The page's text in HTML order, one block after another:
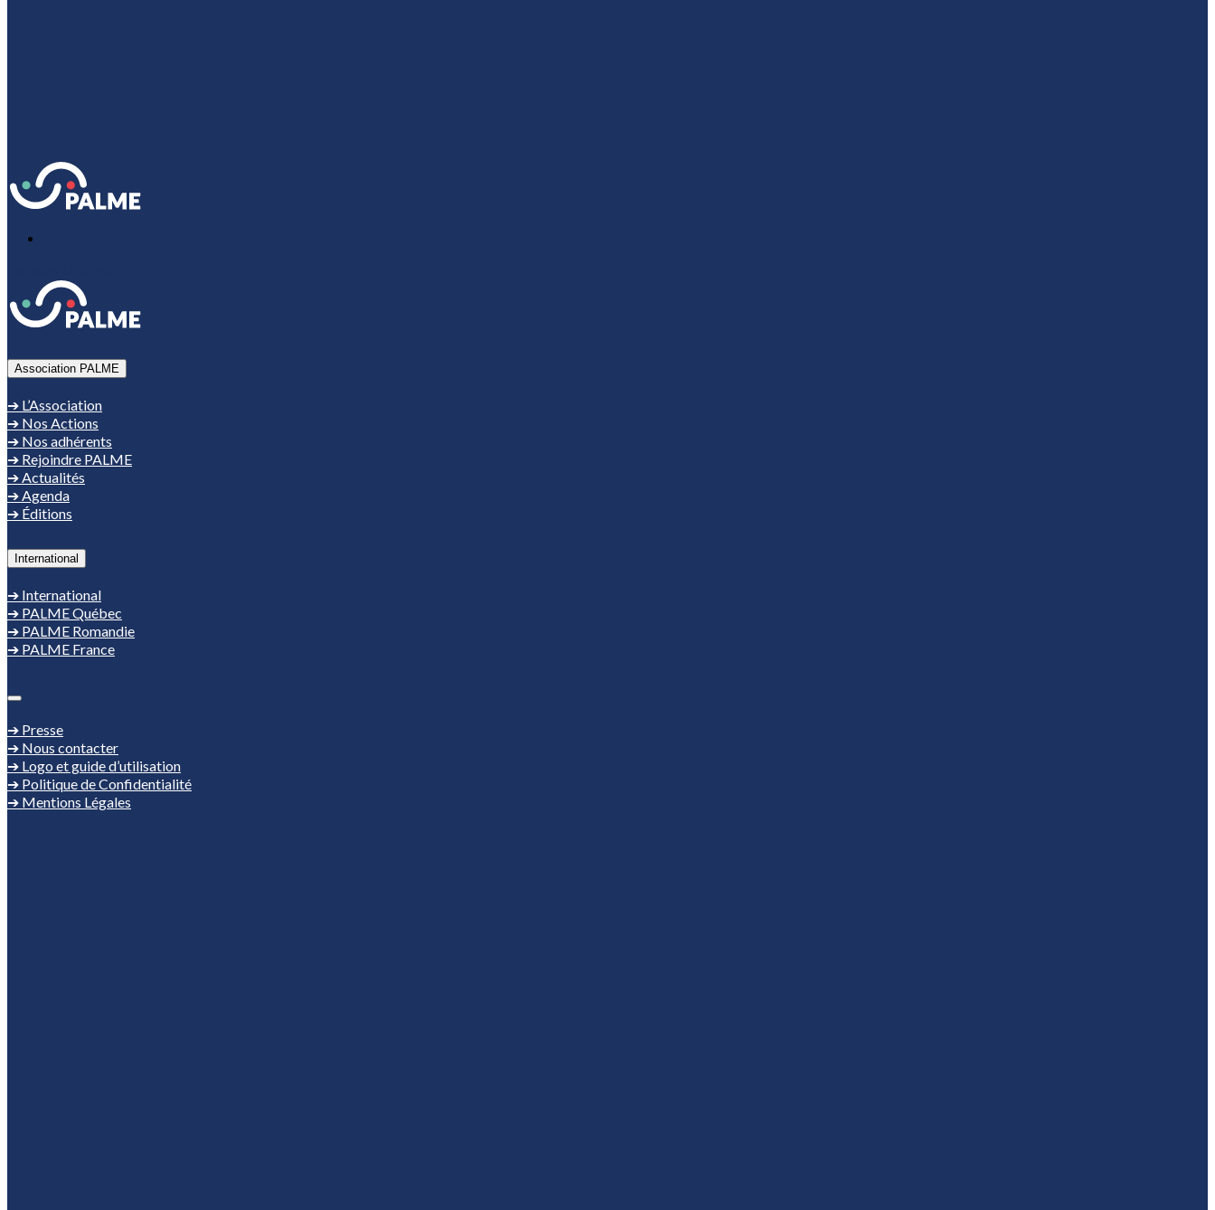
Association PALME
➔ L’Association
➔ Nos Actions
➔ Nos adhérents
➔ Rejoindre PALME
➔ Actualités
➔ Agenda
➔ Éditions
International
➔ International
➔ PALME Québec
➔ PALME Romandie
➔ PALME France
➔ Presse
➔ Nous contacter
➔ Logo et guide d’utilisation
➔ Politique de Confidentialité
➔ Mentions Légales